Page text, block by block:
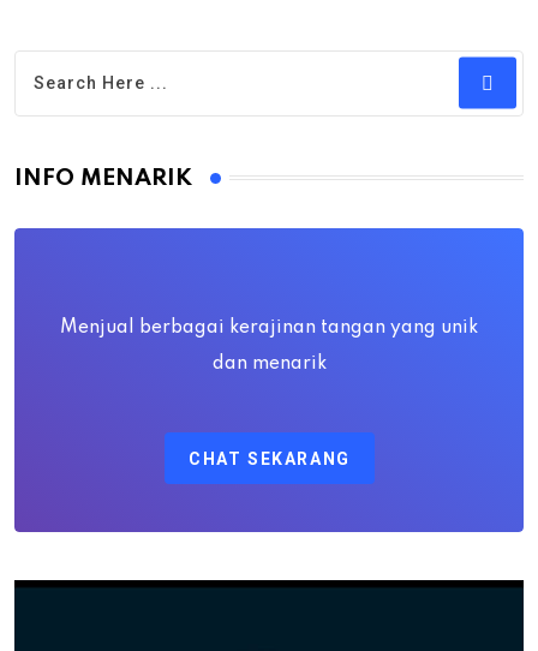
INFO MENARIK
Menjual berbagai kerajinan tangan yang unik
dan menarik
CHAT SEKARANG